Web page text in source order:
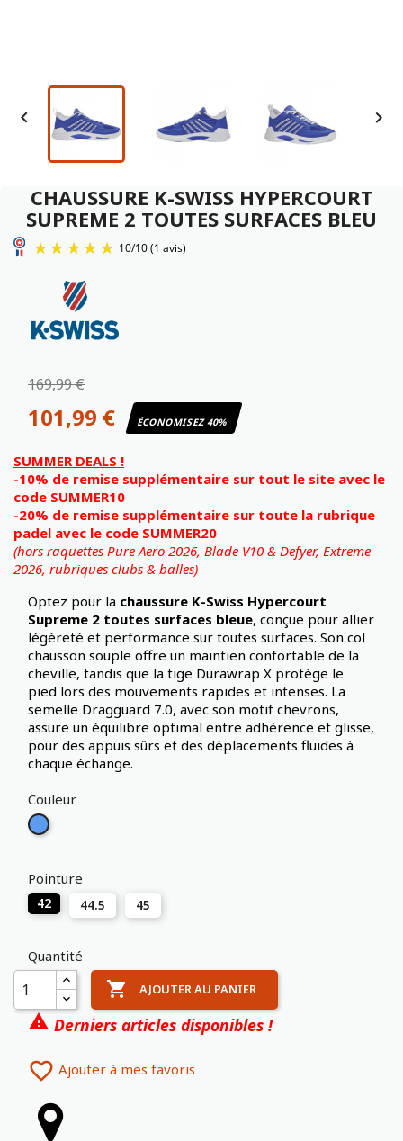
 
CHAUSSURE K-SWISS HYPERCOURT
SUPREME 2 TOUTES SURFACES BLEU
169,99 €
101,99 € ÉCONOMISEZ 40%
SUMMER DEALS !
-10% de remise supplémentaire sur tout le site avec le
code SUMMER10
-20% de remise supplémentaire sur toute la rubrique
padel avec le code SUMMER20
(hors raquettes Pure Aero 2026, Blade V10 & Defyer, Extreme
2026, rubriques clubs & balles)
Optez pour la chaussure K-Swiss Hypercourt
Supreme 2 toutes surfaces bleue, conçue pour allier
légèreté et performance sur toutes surfaces. Son col
chausson souple offre un maintien confortable de la
cheville, tandis que la tige Durawrap X protège le
pied lors des mouvements rapides et intenses. La
semelle Dragguard 7.0, avec son motif chevrons,
assure un équilibre optimal entre adhérence et glisse,
pour des appuis sûrs et des déplacements fluides à
chaque échange.
Couleur
Bleu
Pointure
42 44.5 45
Quantité
 AJOUTER AU PANIER
 Derniers articles disponibles !
 Ajouter à mes favoris